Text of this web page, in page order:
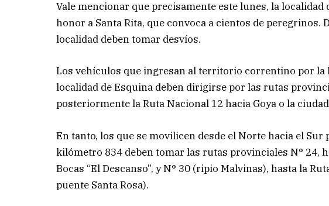
Vale mencionar que precisamente este lunes, la
honor a Santa Rita, que convoca a cientos de peregrinos.
localidad deben tomar desvíos.
Los vehículos que ingresan al territorio correntino por la
localidad de Esquina deben dirigirse por las rutas
posteriormente la Ruta Nacional 12 hacia Goya o la
En tanto, los que se movilicen desde el Norte hacia el Sur
kilómetro 834 deben tomar las rutas provinciales N° 24,
Bocas “El Descanso”, y N° 30 (ripio Malvinas), hasta la
puente Santa Rosa).